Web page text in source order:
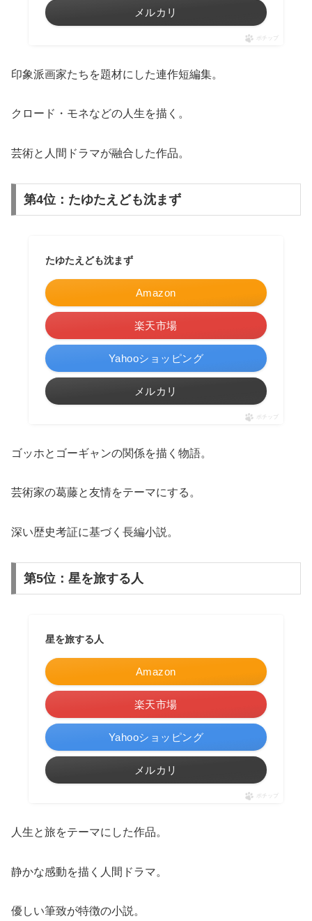
メルカリ
ポチップ
印象派画家たちを題材にした連作短編集。
クロード・モネなどの人生を描く。
芸術と人間ドラマが融合した作品。
第4位：たゆたえども沈まず
たゆたえども沈まず
Amazon
楽天市場
Yahooショッピング
メルカリ
ポチップ
ゴッホとゴーギャンの関係を描く物語。
芸術家の葛藤と友情をテーマにする。
深い歴史考証に基づく長編小説。
第5位：星を旅する人
星を旅する人
Amazon
楽天市場
Yahooショッピング
メルカリ
ポチップ
人生と旅をテーマにした作品。
静かな感動を描く人間ドラマ。
優しい筆致が特徴の小説。